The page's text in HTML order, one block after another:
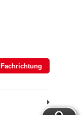
Fachrichtung